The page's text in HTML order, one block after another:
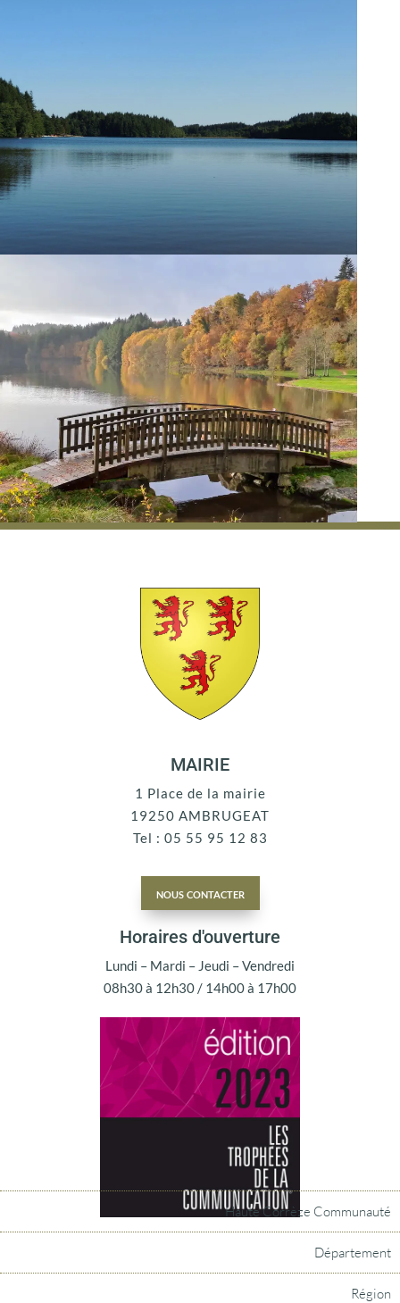
MAIRIE
1 Place de la mairie
19250 AMBRUGEAT
Tel : 05 55 95 12 83
nous contacter
Horaires d'ouverture
Lundi – Mardi – Jeudi – Vendredi
08h30 à 12h30 / 14h00 à 17h00
Haute Corrèze Communauté
Département
Région